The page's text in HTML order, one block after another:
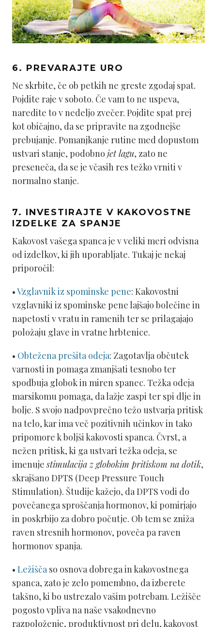
6. PREVARAJTE URO
Ne skrbite, če ob petkih ne greste zgodaj spat.
Pojdite raje v soboto. Če vam to ne uspeva,
naredite to v nedeljo zvečer. Pojdite spat prej
kot običajno, da se pripravite na zgodnejše
prebujanje. Pomanjkanje rutine med dopustom
ustvari stanje, podobno jet lagu, zato ne
preseneča, da se je včasih res težko vrniti v
normalno stanje.
7. INVESTIRAJTE V KAKOVOSTNE
IZDELKE ZA SPANJE
Kakovost vašega spanca je v veliki meri odvisna
od izdelkov, ki jih uporabljate. Tukaj je nekaj
priporočil:
•Vzglavnik iz spominske pene: Kakovostni
vzglavniki iz spominske pene lajšajo bolečine in
napetosti v vratu in ramenih ter se prilagajajo
položaju glave in vratne hrbtenice.
• Obtežena prešita odeja: Zagotavlja občutek
varnosti in pomaga zmanjšati tesnobo ter
spodbuja globok in miren spanec. Težka odeja
marsikomu pomaga, da lažje zaspi ter spi dlje in
bolje. S svojo nadpovprečno težo ustvarja pritisk
na telo, kar ima več pozitivnih učinkov in tako
pripomore k boljši kakovosti spanca. Čvrst, a
nežen pritisk, ki ga ustvari težka odeja, se
imenujestimulacija z globokim pritiskom na dotik,
skrajšano DPTS (Deep Pressure Touch
Stimulation). Študije kažejo, da DPTS vodi do
povečanega sproščanja hormonov, ki pomirjajo
in poskrbijo za dobro počutje. Ob tem se zniža
raven stresnih hormonov, poveča pa raven
hormonov spanja.
• Ležišča so osnova dobrega in kakovostnega
spanca, zato je zelo pomembno, da izberete
takšno, ki bo ustrezalo vašim potrebam. Ležišče
pogosto vpliva na naše vsakodnevno
razpoloženje, produktivnost pri delu, kakovost